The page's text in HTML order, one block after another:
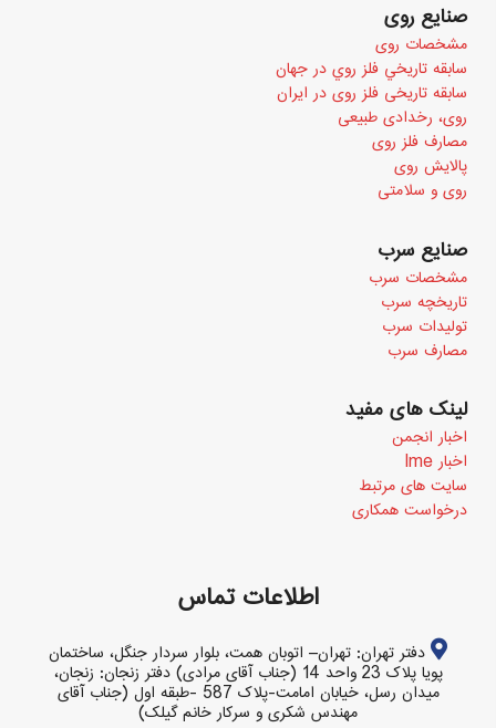
صنایع روی
مشخصات روی
سابقه تاريخي فلز روي در جهان
سابقه تاریخی فلز روی در ایران
روی، رخدادی طبیعی
مصارف فلز روی
پالایش روی
روی و سلامتی
صنایع سرب
مشخصات سرب
تاریخچه سرب
تولیدات سرب
مصارف سرب
لینک های مفید
اخبار انجمن
اخبار Ime
سایت های مرتبط
درخواست همکاری
اطلاعات تماس
دفتر تهران: تهران– اتوبان همت، بلوار سردار جنگل، ساختمان
پویا پلاک 23 واحد 14 (جناب آقای مرادی) دفتر زنجان: زنجان،
میدان رسل، خیابان امامت-پلاک 587 -طبقه اول (جناب آقای
مهندس شکری و سرکار خانم گیلک)